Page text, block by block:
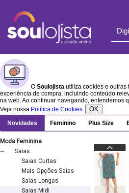
O Soulojista utiliza cookies e
experiência de compra, incluindo conteúdo
na web. Ao continuar navegando, entendemos
Veja nossa Política de Cookies. OK
Novidades Feminino Plus Size
Moda Feminina
Saias
Saias Curtas
Mais Opções Saias
Saias Longas
Saias Midi